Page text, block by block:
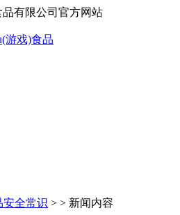
有限公司官方网站
安全常识 > > 新闻内容